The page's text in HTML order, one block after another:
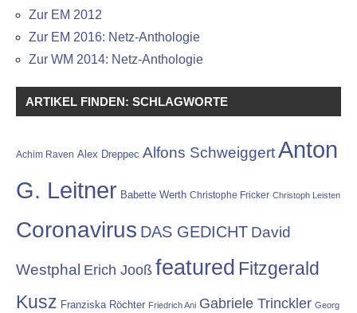
Zur EM 2012
Zur EM 2016: Netz-Anthologie
Zur WM 2014: Netz-Anthologie
ARTIKEL FINDEN: SCHLAGWORTE
Achim Raven Alex Dreppec Alfons SchweiggertAnton
G. Leitner Babette Werth Christophe Fricker Christoph Leisten
Coronavirus DAS GEDICHT David
Westphal Erich Jooß featured Fitzgerald
Kusz Franziska Röchter Friedrich Ani Gabriele Trinckler Georg